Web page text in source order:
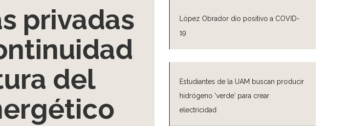
López Obrador dio positivo a COVID-
19
Estudiantes de la UAM buscan producir
hidrógeno 'verde' para crear
electricidad
privadas
del